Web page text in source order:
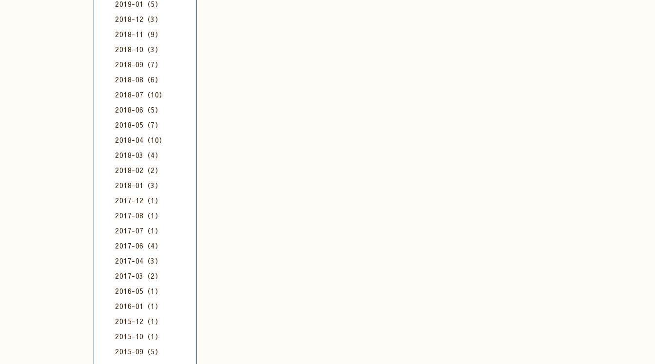
2019-01（5）
2018-12（3）
2018-11（9）
2018-10（3）
2018-09（7）
2018-08（6）
2018-07（10）
2018-06（5）
2018-05（7）
2018-04（10）
2018-03（4）
2018-02（2）
2018-01（3）
2017-12（1）
2017-08（1）
2017-07（1）
2017-06（4）
2017-04（3）
2017-03（2）
2016-05（1）
2016-01（1）
2015-12（1）
2015-10（1）
2015-09（5）